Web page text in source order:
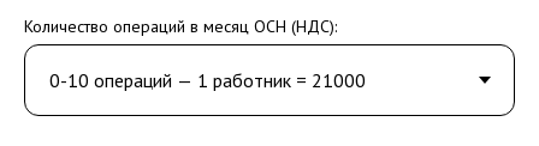
Количество операций в месяц ОСН (НДС):